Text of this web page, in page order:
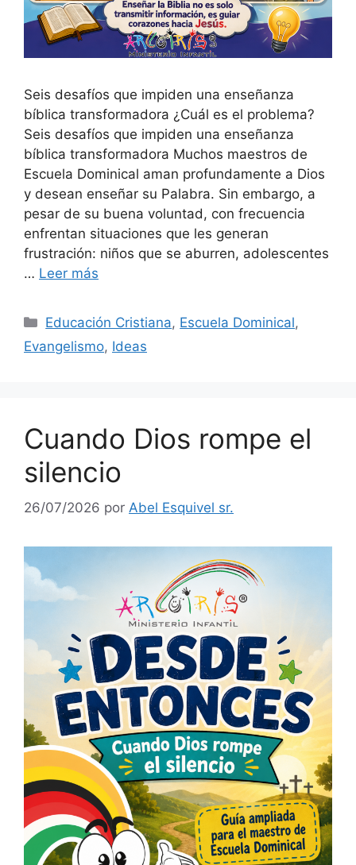
Seis desafíos que impiden una enseñanza
bíblica transformadora ¿Cuál es el problema?
Seis desafíos que impiden una enseñanza
bíblica transformadora Muchos maestros de
Escuela Dominical aman profundamente a Dios
y desean enseñar su Palabra. Sin embargo, a
pesar de su buena voluntad, con frecuencia
enfrentan situaciones que les generan
frustración: niños que se aburren, adolescentes
… Leer más
Educación Cristiana, Escuela Dominical,
Evangelismo, Ideas
Cuando Dios rompe el
silencio
26/07/2026 por Abel Esquivel sr.